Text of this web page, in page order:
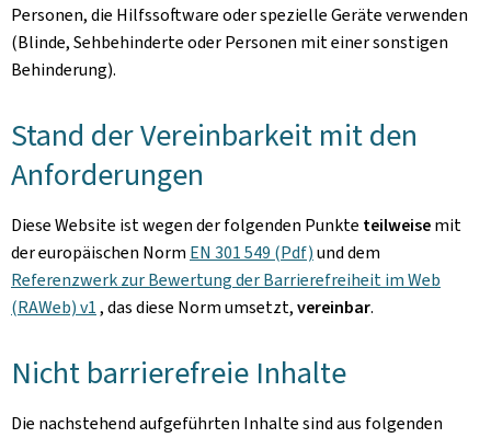
Personen, die Hilfssoftware oder spezielle Geräte verwenden
(Blinde, Sehbehinderte oder Personen mit einer sonstigen
Behinderung).
Stand der Vereinbarkeit mit den
Anforderungen
Diese Website ist wegen der folgenden Punkte teilweisemit
der europäischen Norm EN 301 549 (Pdf)und dem
Referenzwerk zur Bewertung der Barrierefreiheit im Web
(RAWeb) v1, das diese Norm umsetzt,vereinbar.
Nicht barrierefreie Inhalte
Die nachstehend aufgeführten Inhalte sind aus folgenden